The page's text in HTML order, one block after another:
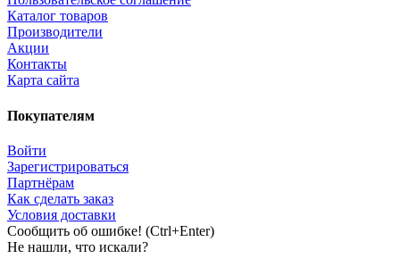
Каталог товаров
Производители
Акции
Контакты
Карта сайта
Покупателям
Войти
Зарегистрироваться
Партнёрам
Как сделать заказ
Условия доставки
Сообщить об ошибке! (Ctrl+Enter)
Не нашли, что искали?